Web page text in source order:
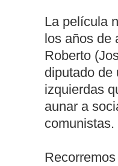
La película
los años de
Roberto
diputado de
izquierdas
aunar a
comunistas.